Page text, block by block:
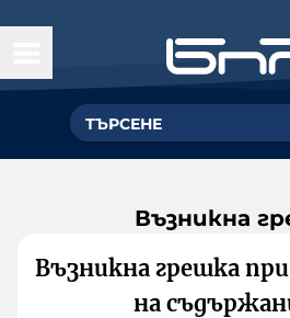
Възникна
Възникна грешка
на